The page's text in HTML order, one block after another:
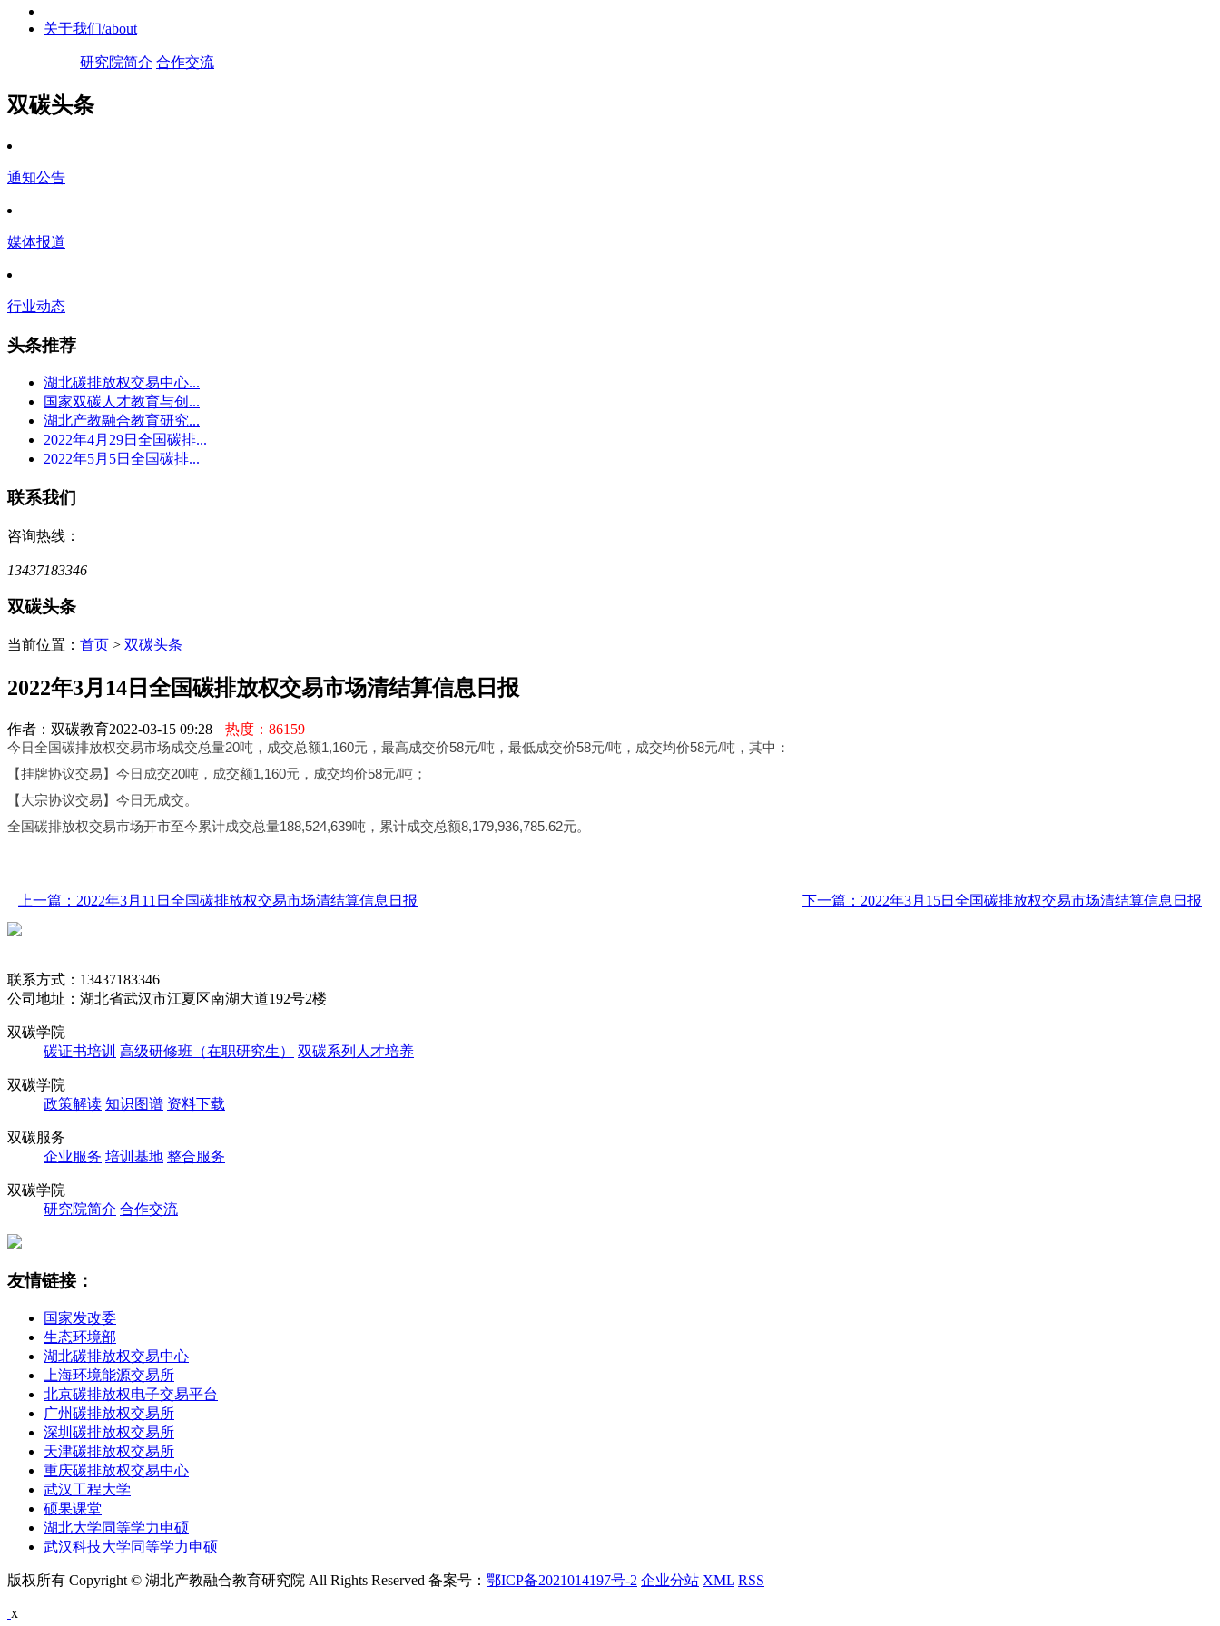
关于我们/about
研究院简介 合作交流
双碳头条
通知公告
媒体报道
行业动态
头条推荐
湖北碳排放权交易中心...
国家双碳人才教育与创...
湖北产教融合教育研究...
2022年4月29日全国碳排...
2022年5月5日全国碳排...
联系我们
咨询热线：
13437183346
双碳头条
当前位置： 首页 > 双碳头条
2022年3月14日全国碳排放权交易市场清结算信息日报
作者：双碳教育2022-03-15 09:28
热度：86159
今日全国碳排放权交易市场成交总量20吨，成交总额1,160元，最高成交价58元/吨，最低成交价58元/吨，成交均价58元/吨，其中：
【挂牌协议交易】今日成交20吨，成交额1,160元，成交均价58元/吨；
【大宗协议交易】今日无成交。
全国碳排放权交易市场开市至今累计成交总量188,524,639吨，累计成交总额8,179,936,785.62元。
上一篇：2022年3月11日全国碳排放权交易市场清结算信息日报 下一篇：2022年3月15日全国碳排放权交易市场清结算信息日报
联系方式：13437183346
公司地址：湖北省武汉市江夏区南湖大道192号2楼
双碳学院
碳证书培训 高级研修班（在职研究生） 双碳系列人才培养
双碳学院
政策解读 知识图谱 资料下载
双碳服务
企业服务 培训基地 整合服务
双碳学院
研究院简介 合作交流
友情链接：
国家发改委
生态环境部
湖北碳排放权交易中心
上海环境能源交易所
北京碳排放权电子交易平台
广州碳排放权交易所
深圳碳排放权交易所
天津碳排放权交易所
重庆碳排放权交易中心
武汉工程大学
硕果课堂
湖北大学同等学力申硕
武汉科技大学同等学力申硕
版权所有 Copyright © 湖北产教融合教育研究院 All Rights Reserved 备案号： 鄂ICP备2021014197号-2 企业分站 XML RSS
x